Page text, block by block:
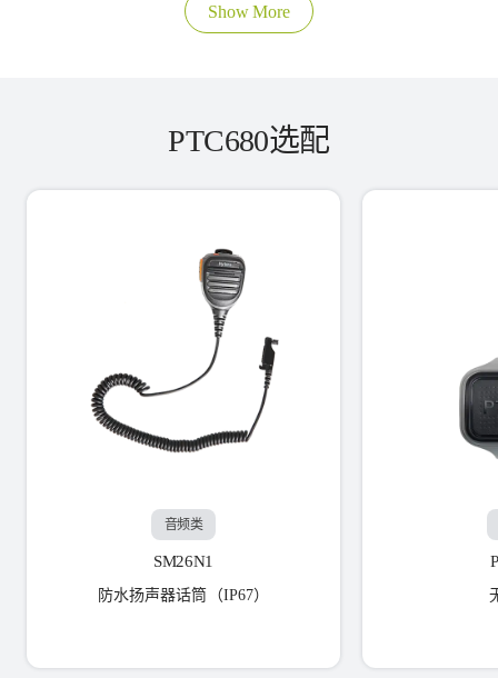
Show More
PTC680选配
音频类
SM26N1
防水扬声器话筒（IP67）